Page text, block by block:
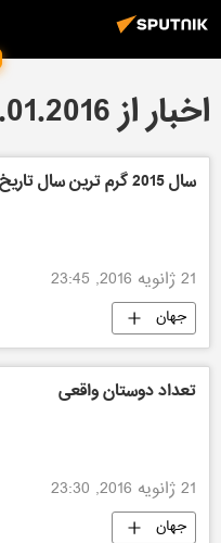
اخبار از 21.01.2016
سال 2015 گرم ترین سال تاریخ
21 ژانویه 2016, 23:45
جهان
تعداد دوستان واقعی
21 ژانویه 2016, 23:30
جهان